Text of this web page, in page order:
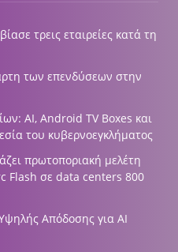
τρεις εταιρείες κατά τη
των επενδύσεων στην
AI, Android TV Boxes και
του κυβερνοεγκλήματος
πρωτοποριακή μελέτη
Flash σε data centers 800
Απόδοσης για AI